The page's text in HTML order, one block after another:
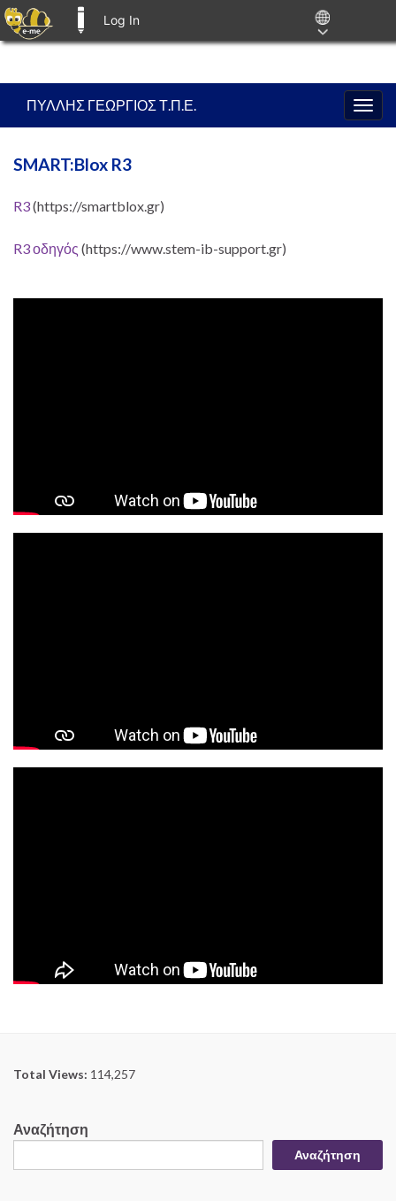
Log In
ΠΥΛΛΗΣ ΓΕΩΡΓΙΟΣ Τ.Π.Ε.
SMART:Blox R3
R3(https://smartblox.gr)
R3 οδηγός (https://www.stem-ib-support.gr)
Total Views: 114,257
Αναζήτηση
Αναζήτηση